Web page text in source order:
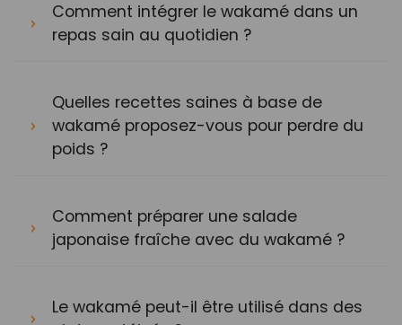
Comment intégrer le wakamé dans un
repas sain au quotidien ?
Quelles recettes saines à base de
wakamé proposez-vous pour perdre du
poids ?
Comment préparer une salade
japonaise fraîche avec du wakamé ?
Le wakamé peut-il être utilisé dans des